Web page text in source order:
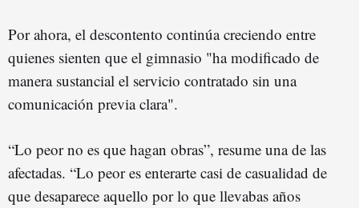
Por ahora, el descontento continúa creciendo entre
quienes sienten que el gimnasio "ha modificado de
manera sustancial el servicio contratado sin una
comunicación previa clara".
“Lo peor no es que hagan obras”, resume una de las
afectadas. “Lo peor es enterarte casi de casualidad de
que desaparece aquello por lo que llevabas años